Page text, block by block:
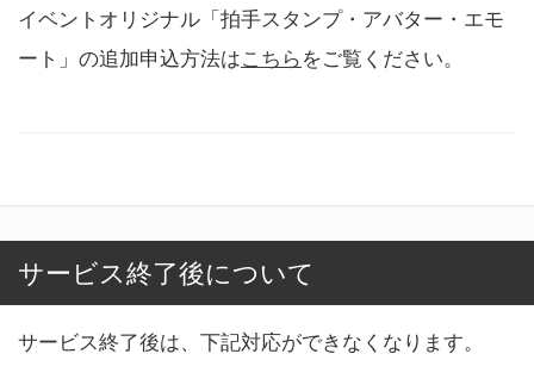
イベントオリジナル「拍手スタンプ・アバター・エモ
ート」の追加申込方法はこちら をご覧ください。
サービス終了後について
サービス終了後は、下記対応ができなくなります。